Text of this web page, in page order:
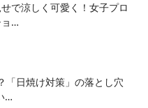
で涼しく可愛く！女子プロ
ョ…
「日焼け対策」の落とし穴
…